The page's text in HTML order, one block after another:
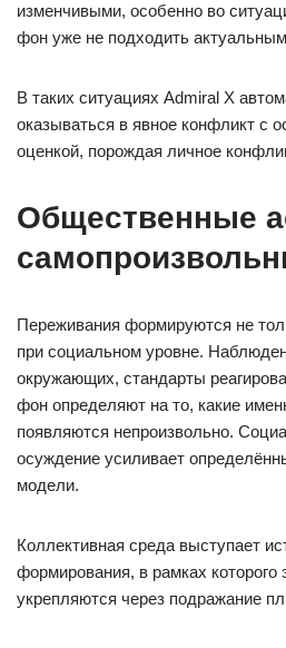
изменчивыми, особенно во
фон уже не подходить
В таких ситуациях Admiral X
оказываться в явное конфликт с
оценкой, порождая личное
Общественные
Переживания формируются не
при социальном уровне.
окружающих, стандарты
фон определяют на то, какие
появляются непроизвольно.
осуждение усиливает
модели.
Коллективная среда выступает
формирования, в рамках
укрепляются через подражание